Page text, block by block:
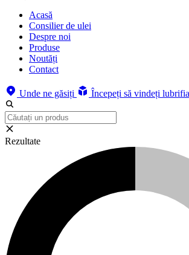
Acasă
Consilier de ulei
Despre noi
Produse
Noutăți
Contact
Unde ne găsiți Începeți să vindeți
Rezultate